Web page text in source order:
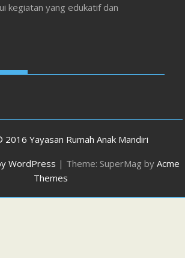
kegiatan yang edukatif dan
Yayasan Rumah Anak Mandiri
WordPress | Theme: SuperMag by Acme
Themes